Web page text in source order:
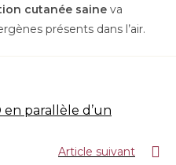
cutanée saine va
présents dans l’air.
parallèle d’un
Article suivant